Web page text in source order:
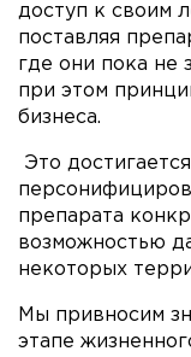
доступ к своим
поставляя
где они пока не
при этом
бизнеса.
Это
препарата
возможностью
некоторых
Мы привносим
этапе